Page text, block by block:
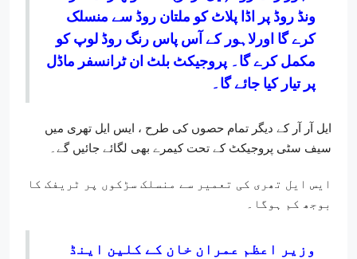
ونڈ روڈ پر اڈا پلاٹ کو ملتان روڈ سے منسلک
کرے گا اورلاہور کے آس پاس رنگ روڈ لوپ کو
مکمل کرے گا۔ پروجیکٹ بلٹ ان ٹرانسفر ماڈل
پر تیار کیا جائے گا۔
ایل آر آر کے دیگر تمام حصوں کی طرح ، ایس ایل تھری میں
سیف سٹی پروجیکٹ کے تحت کیمرے بھی لگائے جائیں گے۔
ایس ایل تھری کی تعمیر سے منسلک سڑکوں پر ٹریفک کا
بوجھ کم ہوگا۔
وزیر اعظم عمران خان کے کلین اینڈ